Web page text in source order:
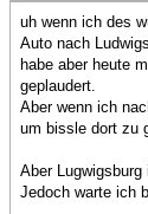
uh wenn ich des
Auto nach
habe aber heute
geplaudert.
Aber wenn ich
um bissle dort zu
Aber
Jedoch warte ich